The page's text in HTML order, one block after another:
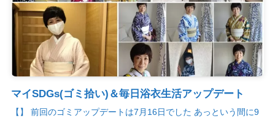
マイSDGs(ゴミ拾い)＆毎日浴衣生活アップデート
【】 前回のゴミアップデートは7月16日でした あっという間に9